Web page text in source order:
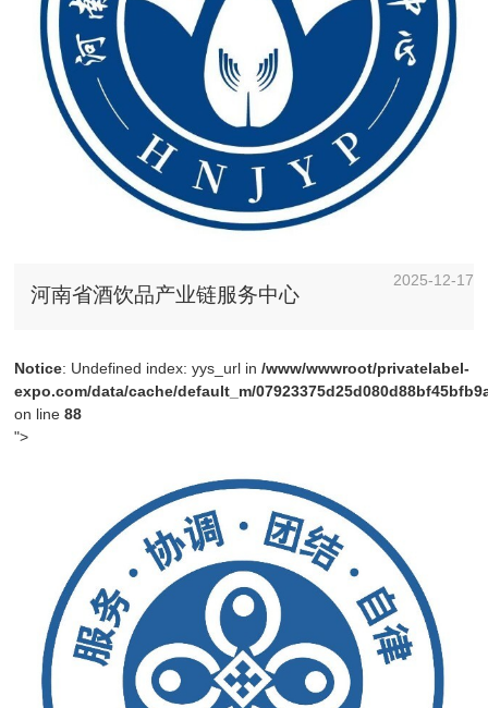
河南省酒饮品产业链服务中心
2025-12-17
Notice: Undefined index: yys_url in/www/wwwroot/privatelabel-
expo.com/data/cache/default_m/
on line88
">